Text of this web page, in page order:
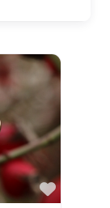
Favorit